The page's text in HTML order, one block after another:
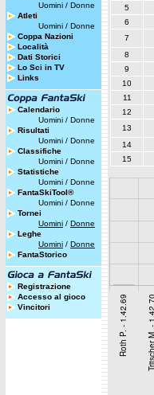
Uomini / Donne
Atleti
Uomini / Donne
Coppa Nazioni
Località
Dati Storici
Lo Sci in TV
Links
Calendario
Uomini / Donne
Risultati
Uomini / Donne
Classifiche
Uomini / Donne
Statistiche
Uomini / Donne
FantaSkiTool®
Uomini / Donne
Tornei
Uomini / Donne
Leghe
Uomini / Donne
FantaStorico
Registrazione
Accesso al gioco
Vincitori
5
6
7
8
9
10
11
12
13
14
15